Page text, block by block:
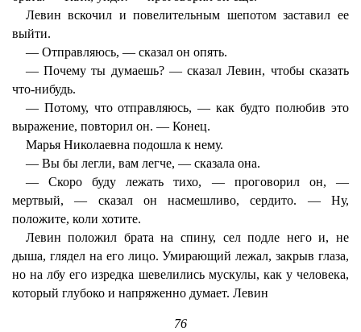
Левин вскочил и повелительным шепотом заставил ее
выйти.
— Отправляюсь, — сказал он опять.
— Почему ты думаешь? — сказал Левин, чтобы сказать
что-нибудь.
— Потому, что отправляюсь, — как будто полюбив это
выражение, повторил он. — Конец.
Марья Николаевна подошла к нему.
— Вы бы легли, вам легче, — сказала она.
— Скоро буду лежать тихо, — проговорил он, —
мертвый, — сказал он насмешливо, сердито. — Ну,
положите, коли хотите.
Левин положил брата на спину, сел подле него и, не
дыша, глядел на его лицо. Умирающий лежал, закрыв глаза,
но на лбу его изредка шевелились мускулы, как у человека,
который глубоко и напряженно думает. Левин
76